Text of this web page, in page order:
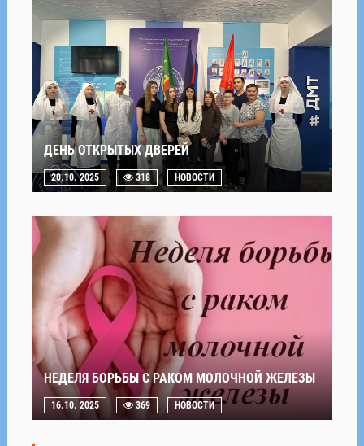
ДЕНЬ ОТКРЫТЫХ ДВЕРЕЙ
20.10. 2025 318 НОВОСТИ
НЕДЕЛЯ БОРЬБЫ С РАКОМ МОЛОЧНОЙ ЖЕЛЕЗЫ
16.10. 2025 369 НОВОСТИ